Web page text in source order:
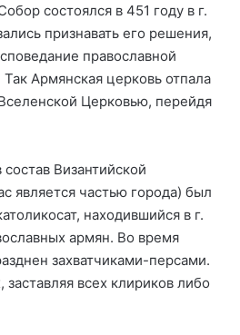
состоялся в 451 году в г.
признавать его решения,
православной
Армянская церковь отпала
Церковью, перейдя
Византийской
является частью города) был
находившийся в г.
армян. Во время
захватчиками-персами.
всех клириков либо